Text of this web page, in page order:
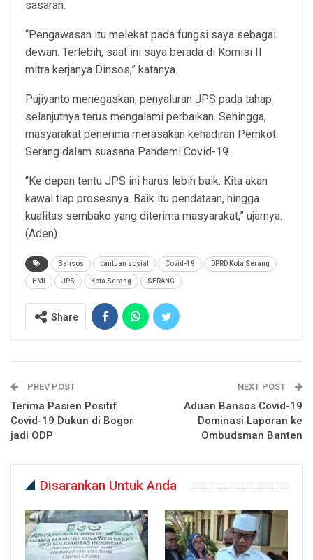
sasaran.
“Pengawasan itu melekat pada fungsi saya sebagai
dewan. Terlebih, saat ini saya berada di Komisi II
mitra kerjanya Dinsos,” katanya.
Pujiyanto menegaskan, penyaluran JPS pada tahap
selanjutnya terus mengalami perbaikan. Sehingga,
masyarakat penerima merasakan kehadiran Pemkot
Serang dalam suasana Pandemi Covid-19.
“Ke depan tentu JPS ini harus lebih baik. Kita akan
kawal tiap prosesnya. Baik itu pendataan, hingga
kualitas sembako yang diterima masyarakat,” ujarnya.
(Aden)
Bansos bantuan sosial Covid-19 DPRD Kota Serang
HMI JPS Kota Serang SERANG
Share
PREV POST
Terima Pasien Positif
Covid-19 Dukun di Bogor
jadi ODP
NEXT POST
Aduan Bansos Covid-19
Dominasi Laporan ke
Ombudsman Banten
Disarankan Untuk Anda